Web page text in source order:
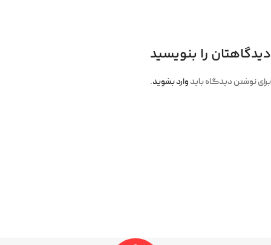
دیدگاهتان را بنویسید
برای نوشتن دیدگاه باید وارد بشوید.